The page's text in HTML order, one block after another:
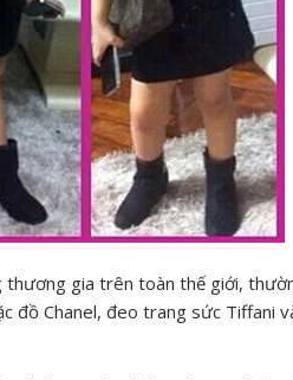
thương gia trên toàn thế giới,
đồ Chanel, đeo trang sức Tiffani